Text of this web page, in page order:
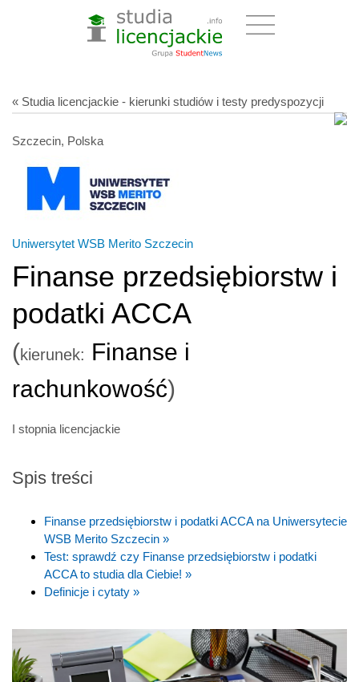
« Studia licencjackie - kierunki studiów i testy predyspozycji
Szczecin, Polska
Uniwersytet WSB Merito Szczecin
Finanse przedsiębiorstw i
podatki ACCA
(kierunek: Finanse i
rachunkowość)
I stopnia licencjackie
Spis treści
Finanse przedsiębiorstw i podatki ACCA na Uniwersytecie
WSB Merito Szczecin »
Test: sprawdź czy Finanse przedsiębiorstw i podatki
ACCA to studia dla Ciebie! »
Definicje i cytaty »